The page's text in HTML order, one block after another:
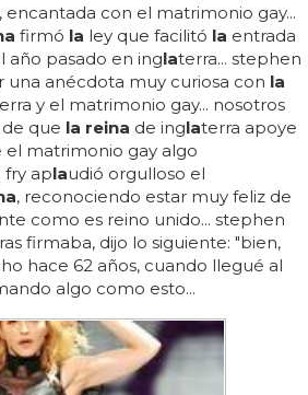
encantada con el matrimonio gay...
firmó la ley que facilitó la entrada
año pasado en inglaterra... stephen
una anécdota muy curiosa con la
y el matrimonio gay... nosotros
que la reina de inglaterra apoye
el matrimonio gay algo
fry aplaudió orgulloso el
, reconociendo estar muy feliz de
como es reino unido... stephen
firmaba, dijo lo siguiente: "bien,
hace 62 años, cuando llegué al
algo como esto...